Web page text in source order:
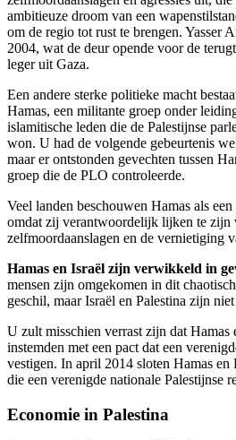
ambitieuze droom van een
om de regio tot rust te brengen. Yasser
2004, wat de deur opende voor de
leger uit Gaza.
Een andere sterke politieke macht
Hamas, een militante groep onder
islamitische leden die de Palestijnse
won. U had de volgende gebeurtenis
maar er ontstonden gevechten tussen
groep die de PLO controleerde.
Veel landen beschouwen Hamas als
omdat zij verantwoordelijk lijken te zijn
zelfmoordaanslagen en de vernietiging
Hamas en Israël zijn verwikkeld in
mensen zijn omgekomen in dit
geschil, maar Israël en Palestina zijn
U zult misschien verrast zijn dat Hamas
instemden met een pact dat een
vestigen. In april 2014 sloten Hamas en
die een verenigde nationale Palestijnse
Economie in Palestina